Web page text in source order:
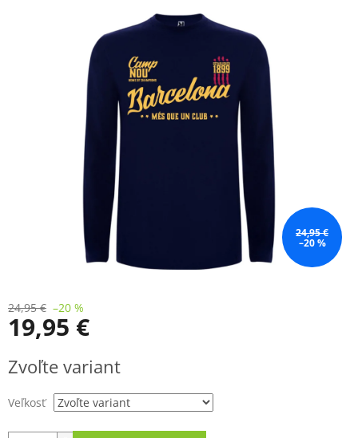
hviezdičiek.
24,95 €
–20 %
24,95 € –20 %
19,95 €
cena:
Zvoľte variant
Veľkosť